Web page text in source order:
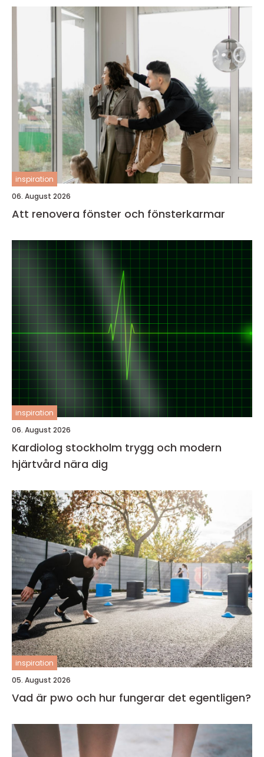
inspiration
06. August 2026
Att renovera fönster och fönsterkarmar
inspiration
06. August 2026
Kardiolog stockholm trygg och modern
hjärtvård nära dig
inspiration
05. August 2026
Vad är pwo och hur fungerar det egentligen?